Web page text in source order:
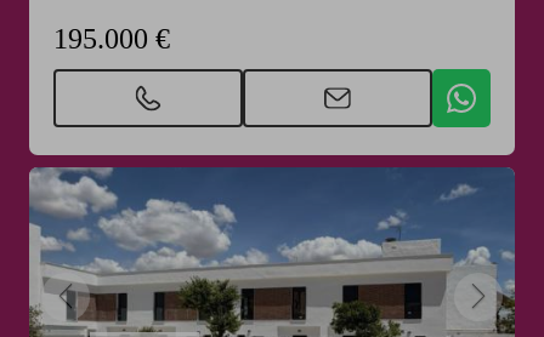
195.000 €